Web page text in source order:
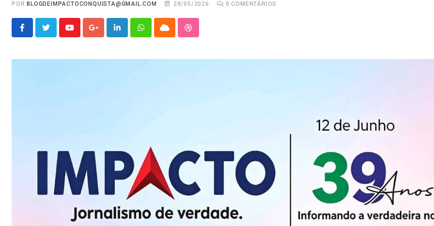
POR BLOGDEIMPACTOCONQUISTA@GMAIL.COM 29/05/2026 0 COMENTÁRIOS
YoutubeGoogle+LinkedInWhatsappCloud StumbleUpon